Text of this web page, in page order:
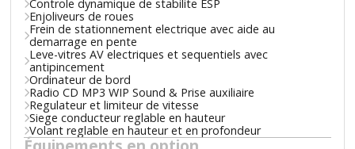
Controle dynamique de stabilite ESP
Enjoliveurs de roues
Frein de stationnement electrique avec aide au
demarrage en pente
Leve-vitres AV electriques et sequentiels avec
antipincement
Ordinateur de bord
Radio CD MP3 WIP Sound & Prise auxiliaire
Regulateur et limiteur de vitesse
Siege conducteur reglable en hauteur
Volant reglable en hauteur et en profondeur